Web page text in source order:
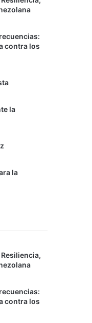
contra los
la
la
contra los